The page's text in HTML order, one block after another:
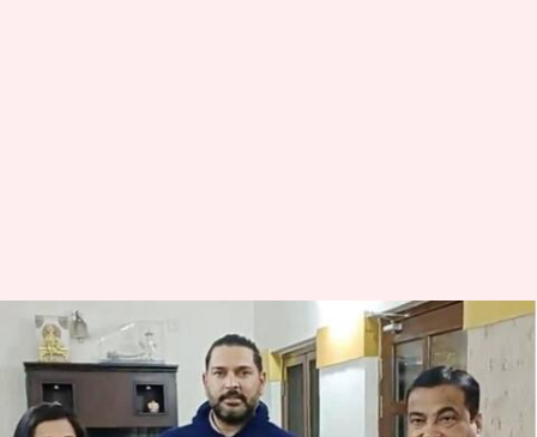
Lok Sabha elections 2024:
లోక్‌సభ ఎన్నికల్లో పోటీ.. ఖండించిన
యువరాజ్